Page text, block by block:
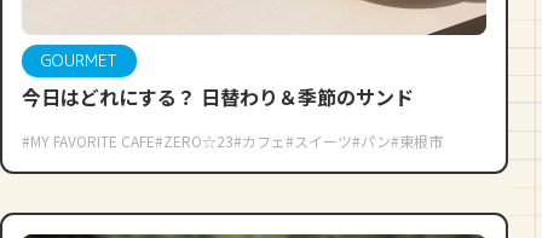
GOURMET
今日はどれにする？ 日替わり＆季節のサンド
#MY FAVORITE CAFE#ZERO☆23#カフェ#スイーツ#パン#東根市